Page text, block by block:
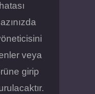
veya
girip